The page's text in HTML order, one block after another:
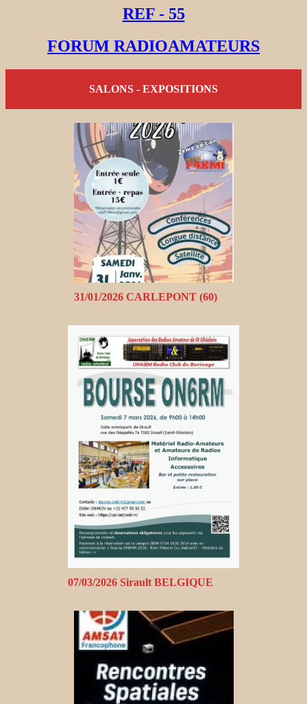
REF - 55
FORUM RADIOAMATEURS
SALONS - EXPOSITIONS
31/01/2026 CARLEPONT (60)
07/03/2026 Sirault BELGIQUE